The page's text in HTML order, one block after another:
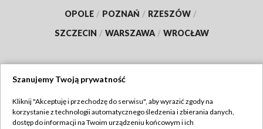
OPOLE / POZNAŃ / RZESZÓW /
SZCZECIN / WARSZAWA / WROCŁAW
TVP
Szanujemy Twoją prywatność
Kliknij "Akceptuję i przechodzę do serwisu", aby wyrazić zgody na
korzystanie z technologii automatycznego śledzenia i zbierania danych,
dostęp do informacji na Twoim urządzeniu końcowym i ich